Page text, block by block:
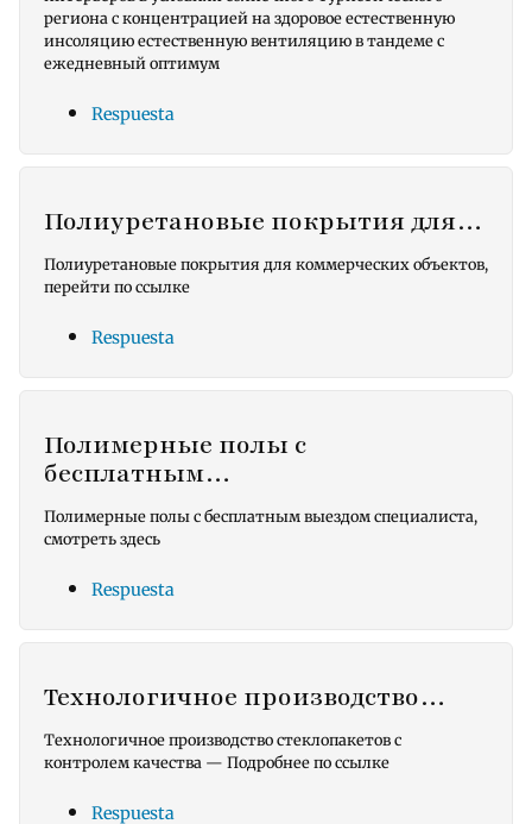
региона с концентрацией на здоровое естественную
инсоляцию естественную вентиляцию в тандеме с
ежедневный оптимум
Respuesta
Полиуретановые покрытия для…
Полиуретановые покрытия для коммерческих объектов,
перейти по ссылке
Respuesta
Полимерные полы с
бесплатным…
Полимерные полы с бесплатным выездом специалиста,
смотреть здесь
Respuesta
Технологичное производство…
Технологичное производство стеклопакетов с
контролем качества — Подробнее по ссылке
Respuesta